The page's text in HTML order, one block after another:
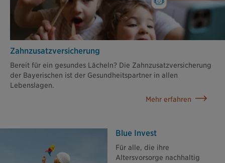
Zahn­zusatz­versicherung
Bereit für ein gesundes Lächeln? Die Zahnzusatzversicherung
der Bayerischen ist der Gesundheitspartner in allen
Lebenslagen.
Mehr erfahren
Blue Invest
Für alle, die ihre
Altersvorsorge nachhaltig